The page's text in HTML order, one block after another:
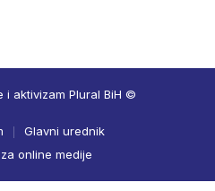
i aktivizam Plural BiH ©
Glavni urednik
online medije